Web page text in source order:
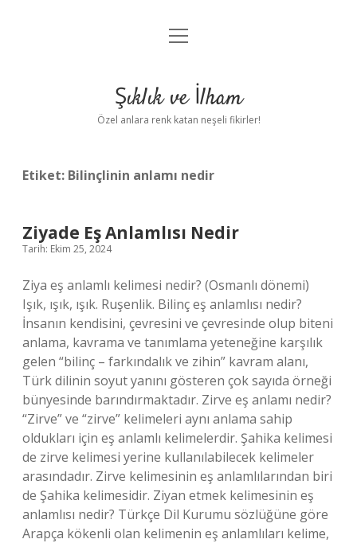
Anasayfa
Yasal Uyarı
menüyü
Şıklık ve İlham
Özel anlara renk katan neşeli fikirler!
Etiket: Bilinçlinin anlamı nedir
Ziyade Eş Anlamlısı Nedir
Tarih: Ekim 25, 2024
Ziya eş anlamlı kelimesi nedir? (Osmanlı dönemi)
Işık, ışık, ışık. Ruşenlik. Bilinç eş anlamlısı nedir?
İnsanın kendisini, çevresini ve çevresinde olup biteni
anlama, kavrama ve tanımlama yeteneğine karşılık
gelen “bilinç – farkındalık ve zihin” kavram alanı,
Türk dilinin soyut yanını gösteren çok sayıda örneği
bünyesinde barındırmaktadır. Zirve eş anlamı nedir?
“Zirve” ve “zirve” kelimeleri aynı anlama sahip
oldukları için eş anlamlı kelimelerdir. Şahika kelimesi
de zirve kelimesi yerine kullanılabilecek kelimeler
arasındadır. Zirve kelimesinin eş anlamlılarından biri
de Şahika kelimesidir. Ziyan etmek kelimesinin eş
anlamlısı nedir? Türkçe Dil Kurumu sözlüğüne göre
Arapça kökenli olan kelimenin eş anlamlıları kelime,